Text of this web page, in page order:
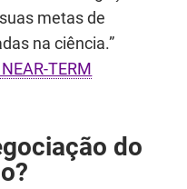
metas de
na ciência.”
TERM
do